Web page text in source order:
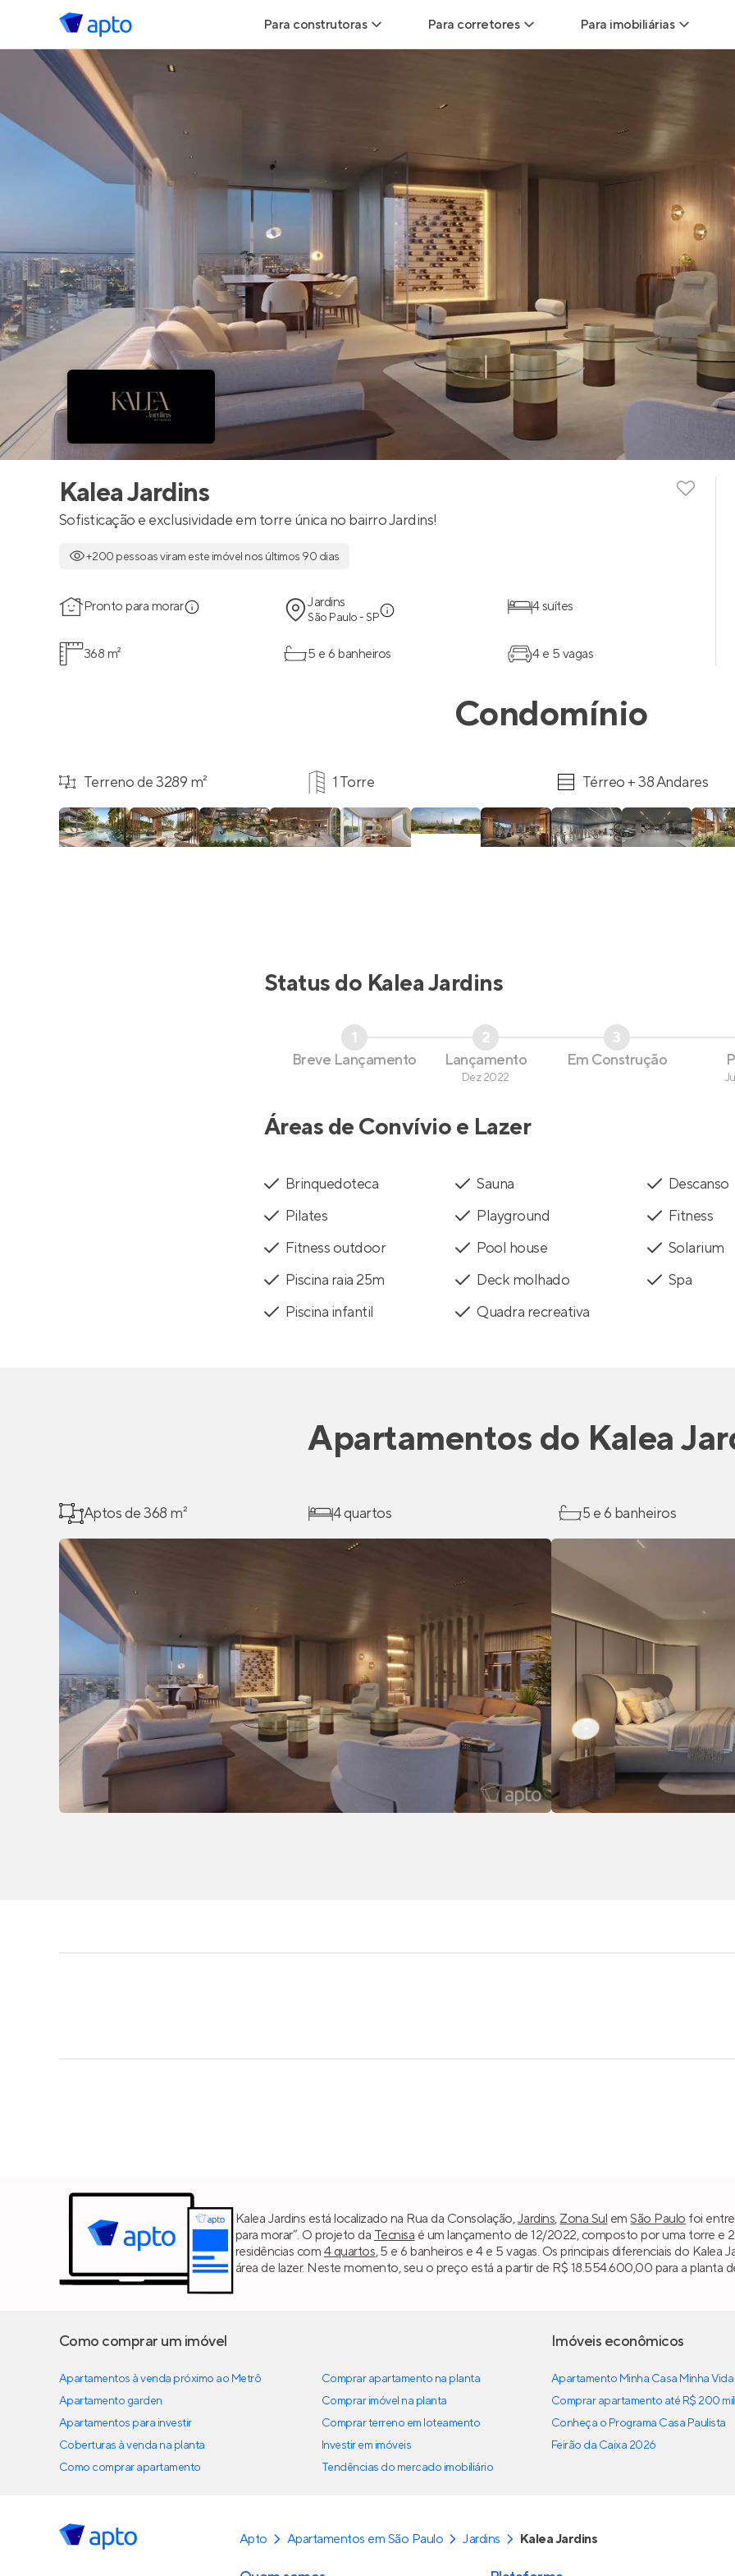
Para construtoras
Geração de Vendas
Maiores Construtoras
Parcerias Imobiliárias
Anunciar Imóveis
Para corretores
Parcerias imobiliárias
Hub de Corretores
Perfil Verificado
Anunciar imóveis
Para imobiliárias
Leads para
Hub de imobiliárias
Anunciar imóveis
Kalea Jardins
Sofisticação e exclusividade em torre única no bairro Jardins!
+200 pessoas viram este imóvel nos últimos 90 dias
Pronto para morar Jardins
São Paulo - SP
4 suítes
368 m² 5 e 6 banheiros 4 e 5 vagas
Condomínio
Terreno de 3289 m² 1 Torre Térreo + 38 Andares
Status do Kalea Jardins
1
Breve Lançamento
2
Lançamento
Dez 2022
3
Em Construção
Áreas de Convívio e Lazer
Brinquedoteca Sauna
Descanso
Pilates
Playground
Fitness
Fitness outdoor
Pool house
Solarium
Piscina raia 25m
Deck molhado
Spa
Piscina infantil
Quadra recreativa
Apartamentos do Kalea
Aptos de 368 m² 4 quartos 5 e 6 banheiros
Kalea Jardins está localizado na Rua da Consolação,Jardins, Zona Sul emSão Paulo foi
para morar”. O projeto da Tecnisa é um lançamento de 12/2022, composto por uma torre e
residências com 4 quartos, 5 e 6 banheiros e 4 e 5 vagas. Os principais diferenciais do Kalea
área de lazer. Neste momento, seu o preço está a partir de R$ 18.554.600,00 para a planta
Como comprar um imóvel
Apartamentos à venda próximo ao Metrô
Apartamento garden
Apartamentos para investir
Coberturas à venda na planta
Como comprar apartamento
Comprar apartamento na planta
Comprar imóvel na planta
Comprar terreno em loteamento
Investir em imóveis
Tendências do mercado imobiliário
Imóveis econômicos
Apartamento Minha Casa Minha Vida
Comprar apartamento até R$ 200 mil
Conheça o Programa Casa Paulista
Feirão da Caixa 2026
Apto Apartamentos em São Paulo Jardins Kalea Jardins